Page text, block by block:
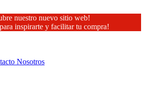
nuestro nuevo sitio web!
inspirarte y facilitar tu compra!
Nosotros